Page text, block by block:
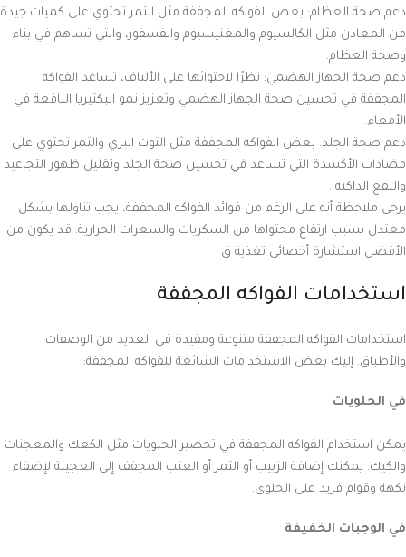
دعم صحة العظام: بعض الفواكه المجففة مثل التمر تحتوي على كميات جيدة
من المعادن مثل الكالسيوم والمغنيسيوم والفسفور، والتي تساهم في بناء
وصحة العظام.
دعم صحة الجهاز الهضمي: نظرًا لاحتوائها على الألياف، تساعد الفواكه
المجففة في تحسين صحة الجهاز الهضمي وتعزيز نمو البكتيريا النافعة في
الأمعاء.
دعم صحة الجلد: بعض الفواكه المجففة مثل التوت البري والتمر تحتوي على
مضادات الأكسدة التي تساعد في تحسين صحة الجلد وتقليل ظهور التجاعيد
والبقع الداكنة .
يرجى ملاحظة أنه على الرغم من فوائد الفواكه المجففة، يجب تناولها بشكل
معتدل بسبب ارتفاع محتواها من السكريات والسعرات الحرارية. قد يكون من
الأفضل استشارة أخصائي تغذية ق
استخدامات الفواكه المجففة
استخدامات الفواكه المجففة متنوعة ومفيدة في العديد من الوصفات
والأطباق. إليك بعض الاستخدامات الشائعة للفواكه المجففة:
في الحلويات
يمكن استخدام الفواكه المجففة في تحضير الحلويات مثل الكعك والمعجنات
والكيك. يمكنك إضافة الزبيب أو التمر أو العنب المجفف إلى العجينة لإضفاء
نكهة وقوام فريد على الحلوى.
في الوجبات الخفيفة